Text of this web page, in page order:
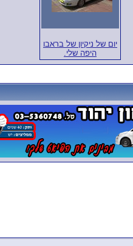
יום של ניקיון של בראבו
היפה שלי.